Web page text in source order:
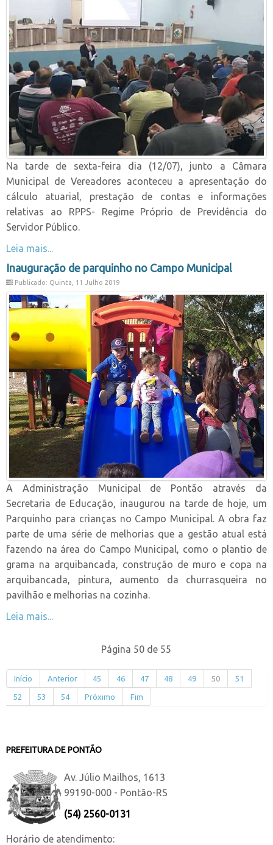
Na tarde de sexta-feira dia (12/07), junto a Câmara
Municipal de Vereadores aconteceu a apresentação do
cálculo atuarial, prestação de contas e informações
relativas ao RPPS- Regime Próprio de Previdência do
Servidor Público.
Leia mais...
Inauguração de parquinho no Campo Municipal
Publicado: Quinta, 11 Julho 2019
A Administração Municipal de Pontão através da
Secretaria de Educação, inaugurou na tarde de hoje, um
Parquinho para crianças no Campo Municipal. A obra faz
parte de uma série de melhorias que a gestão atual está
fazendo na área do Campo Municipal, como o plantio de
grama na arquibancada, construção de muro e copa na
arquibancada, pintura, aumento da churrasqueira no
pavilhão e melhorias na cozinha.
Leia mais...
Página 50 de 55
Início Anterior 45 46 47 48 49 50 51
52 53 54 Próximo Fim
PREFEITURA DE PONTÃO
Av. Júlio Mailhos, 1613
99190-000 - Pontão-RS
(54) 2560-0131
Horário de atendimento: